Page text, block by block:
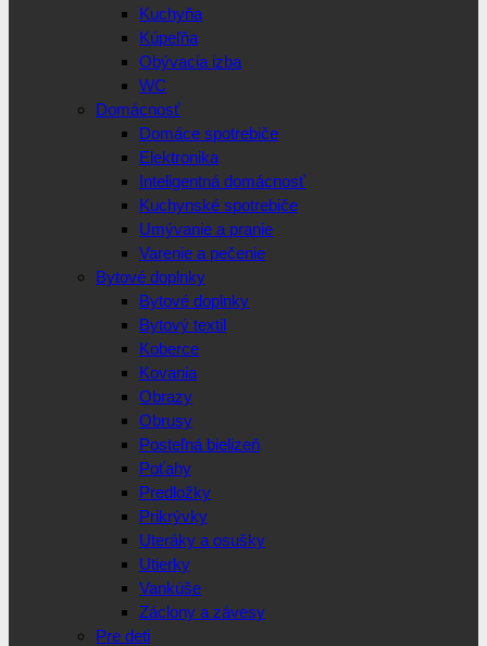
Kuchyňa
Kúpeľňa
Obývacia izba
WC
Domácnosť
Domáce spotrebiče
Elektronika
Inteligentná domácnosť
Kuchynské spotrebiče
Umývanie a pranie
Varenie a pečenie
Bytové doplnky
Bytové doplnky
Bytový textil
Koberce
Kovania
Obrazy
Obrusy
Posteľná bielizeň
Poťahy
Predložky
Prikrývky
Uteráky a osušky
Utierky
Vankúše
Záclony a závesy
Pre deti